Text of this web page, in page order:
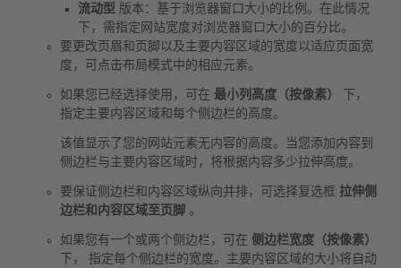
流动型 版本：基于浏览器窗口大小的比例。在此情况
下，需指定网站宽度对浏览器窗口大小的百分比。
要更改页眉和页脚以及主要内容区域的宽度以适应页面宽
度，可点击布局模式中的相应元素。
如果您已经选择使用，可在 最小列高度（按像素）
下，
指定主要内容区域和每个侧边栏的高度。
该值显示了您的网站元素无内容的高度。当您添加内容到
侧边栏与主要内容区域时，将根据内容多少拉伸高度。
要保证侧边栏和内容区域纵向并排，可选择复选框 拉伸侧
边栏和内容区域至页脚 。
如果您有一个或两个侧边栏，可在 侧边栏宽度（按像素）
下， 指定每个侧边栏的宽度。主要内容区域的大小将自动